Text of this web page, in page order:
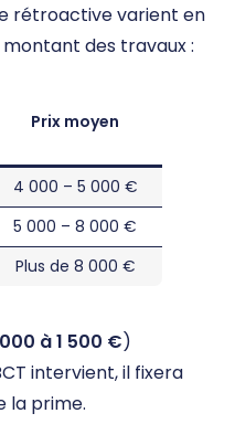
rétroactive varient en
des travaux :
Prix moyen
4 000 – 5 000 €
5 000 – 8 000 €
Plus de 8 000 €
à 1 500 €)
intervient, il fixera
la prime.